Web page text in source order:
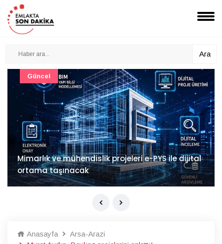
Ara
Mimarlık ve mühendislik projeleri e-PYS ile dijital
ortama taşınacak
Güncel
Anasayfa
Arsa-Arazi